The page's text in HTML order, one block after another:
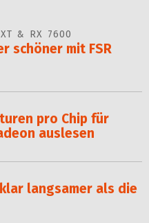
& RX 7600
schöner mit FSR
pro Chip für
auslesen
langsamer als die